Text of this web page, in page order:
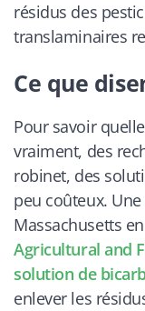
résidus des
translaminaires
Ce que
Pour savoir
vraiment, des
robinet, des
peu coûteux.
Massachusetts
Agricultural and
solution de
enlever les